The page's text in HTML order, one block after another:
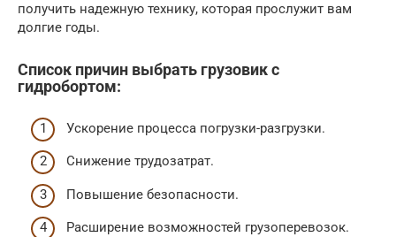
получить надежную технику, которая прослужит вам
долгие годы.
Список причин выбрать грузовик с
гидробортом:
Ускорение процесса погрузки-разгрузки.
Снижение трудозатрат.
Повышение безопасности.
Расширение возможностей грузоперевозок.